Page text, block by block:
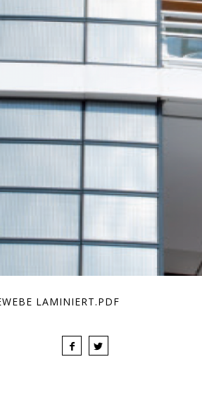
LAMINIERT.PDF